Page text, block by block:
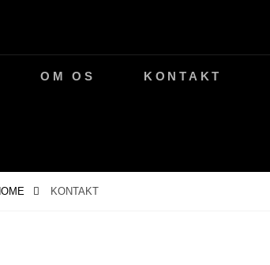
OM OS KONTAKT
KONTAKT